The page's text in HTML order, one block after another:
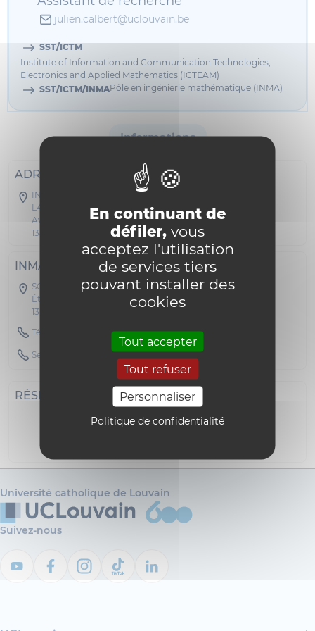
En continuant de
défiler, vous
acceptez l'utilisation
de services tiers
pouvant installer des
cookies
Tout accepter
Tout refuser
Personnaliser
Politique de confidentialité
julien.calbert@uclouvain.be
SST/ICTM
Institute of Information and Communication Technologies,
Electronics and Applied Mathematics (ICTEAM)
SST/ICTM/INMAPôle en ingénierie mathématique (INMA)
Informations
ADRESSE POSTALE
INMA - Euler
L4.05.01
Avenue Georges Lemaître 4-6
1348 Louvain-la-Neuve
INMA
SC03B - Euler
Étage 00 Bureau A 022
1348 Louvain-la-Neuve
Téléphone : 010472596
Secretary Phone : 010478036
RÉSEAUX SOCIAUX
Université catholique de Louvain
Suivez-nous